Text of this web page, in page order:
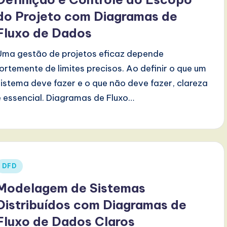
Projeto com Diagramas de
de Dados
gestão de projetos eficaz depende
de limites precisos. Ao definir o que um
deve fazer e o que não deve fazer, clareza
essencial. Diagramas de Fluxo…
DFD
de Sistemas
com Diagramas de
de Dados Claros